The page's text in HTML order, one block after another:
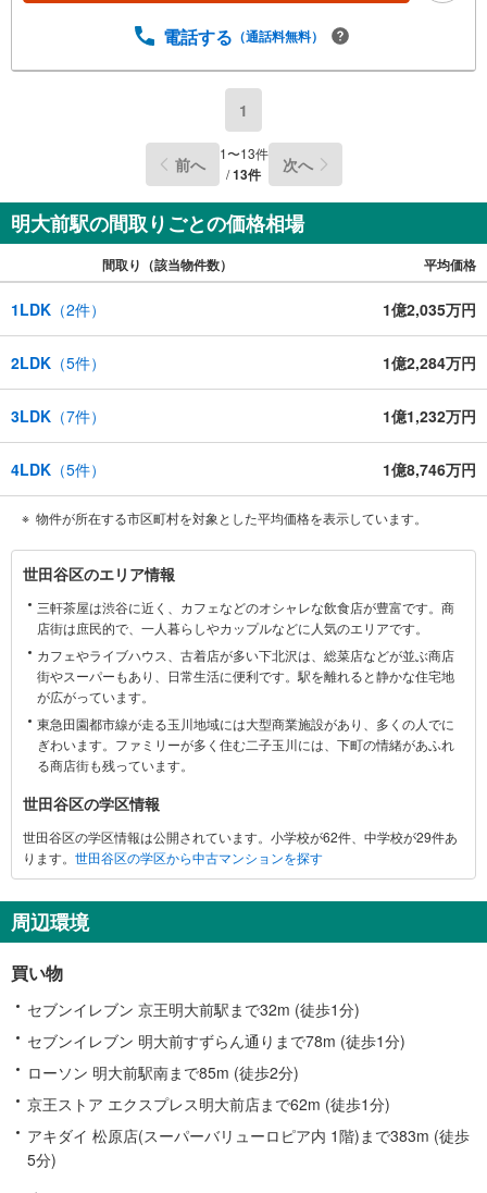
電話する （通話料無料）
1
前へ 1〜13件
/13件 次へ
明大前駅の間取りごとの価格相場
間取り（該当物件数） 平均価格
1LDK （2件） 1億2,035万円
2LDK （5件） 1億2,284万円
3LDK （7件） 1億1,232万円
4LDK （5件） 1億8,746万円
物件が所在する市区町村を対象とした平均価格を表示しています。
世
田
谷
区
に
関
す
る
世田谷区のエリア情報
三軒茶屋は渋谷に近く、カフェなどのオシャレな飲食店が豊富です。商
店街は庶民的で、一人暮らしやカップルなどに人気のエリアです。
カフェやライブハウス、古着店が多い下北沢は、総菜店などが並ぶ商店
街やスーパーもあり、日常生活に便利です。駅を離れると静かな住宅地
が広がっています。
東急田園都市線が走る玉川地域には大型商業施設があり、多くの人でに
ぎわいます。ファミリーが多く住む二子玉川には、下町の情緒があふれ
る商店街も残っています。
世田谷区の学区情報
世田谷区の学区情報は公開されています。小学校が62件、中学校が29件あ
ります。 世田谷区の学区から中古マンションを探す
周辺環境
買い物
セブンイレブン 京王明大前駅まで32m (徒歩1分)
セブンイレブン 明大前すずらん通りまで78m (徒歩1分)
ローソン 明大前駅南まで85m (徒歩2分)
京王ストア エクスプレス明大前店まで62m (徒歩1分)
アキダイ 松原店(スーパーバリューロピア内 1階)まで383m (徒歩
5分)